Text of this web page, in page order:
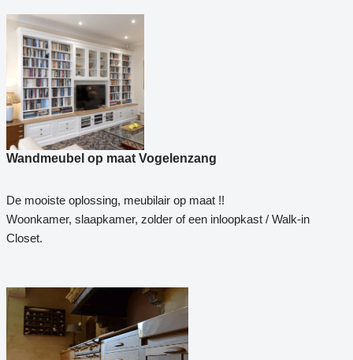
Wandmeubel op maat Vogelenzang
De mooiste oplossing, meubilair op maat !!
Woonkamer, slaapkamer, zolder of een inloopkast / Walk-in
Closet.